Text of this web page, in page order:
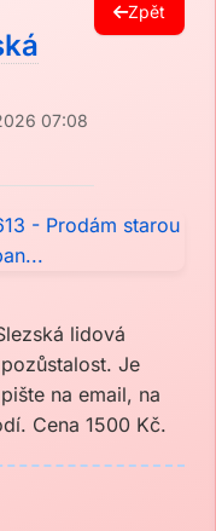
07:08
Zpět
lidová
Je
na email, na
Cena 1500 Kč.